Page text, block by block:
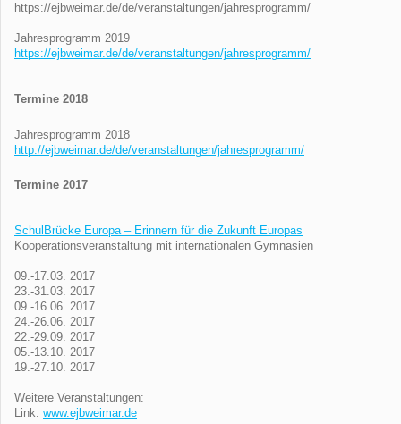
https://ejbweimar.de/de/veranstaltungen/jahresprogramm/
Jahresprogramm 2019
https://ejbweimar.de/de/veranstaltungen/jahresprogramm/
Termine 2018
Jahresprogramm 2018
http://ejbweimar.de/de/veranstaltungen/jahresprogramm/
Termine 2017
SchulBrücke Europa – Erinnern für die Zukunft Europas
Kooperationsveranstaltung mit internationalen Gymnasien
09.-17.03. 2017
23.-31.03. 2017
09.-16.06. 2017
24.-26.06. 2017
22.-29.09. 2017
05.-13.10. 2017
19.-27.10. 2017
Weitere Veranstaltungen:
Link: www.ejbweimar.de